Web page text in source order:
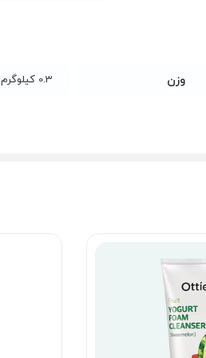
وزن 0.3 کیلوگرم